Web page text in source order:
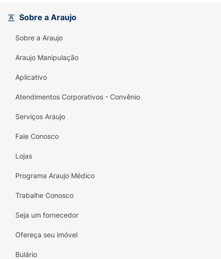
Sobre a Araujo
Sobre a Araujo
Araujo Manipulação
Aplicativo
Atendimentos Corporativos - Convênio
Serviços Araujo
Fale Conosco
Lojas
Programa Araujo Médico
Trabalhe Conosco
Seja um fornecedor
Ofereça seu imóvel
Bulário